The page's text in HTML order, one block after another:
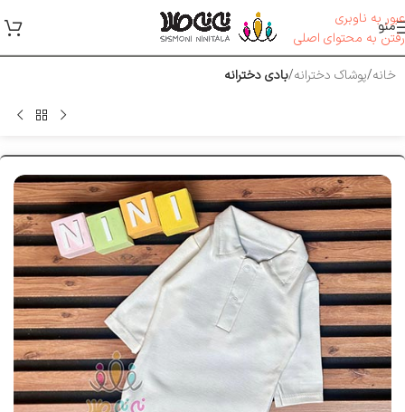
عبور به ناوبری
رفتن به محتوای اصلی
منو
خانه پوشاک دخترانه بادی دخترانه